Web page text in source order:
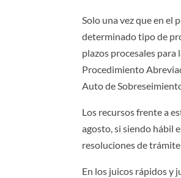
Solo una vez que en el
determinado tipo de
plazos procesales
Procedimiento
Auto de
Los recursos frente a
agosto, si siendo hábil
resoluciones de
En los juicos rápidos y